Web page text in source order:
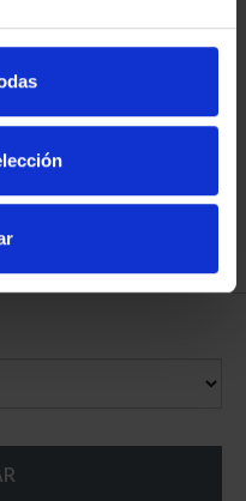
IBEROAMERICANA
"CAPITALES"